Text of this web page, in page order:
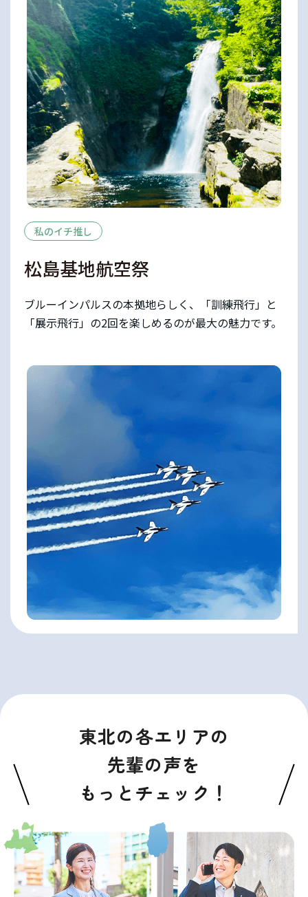
私のイチ推し
松島基地航空祭
ブルーインパルスの本拠地らしく、「訓練飛行」と
「展示飛行」の2回を楽しめるのが最大の魅力です。
東北の各エリアの
先輩の声を
もっとチェック！